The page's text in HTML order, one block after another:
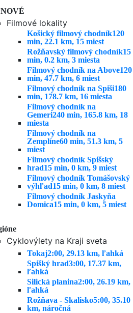
NOVÉ
Filmové lokality
Košický filmový chodník120
min, 22.1 km, 15 miest
Rožňavský filmový chodník15
min, 0.2 km, 3 miesta
Filmový chodník na Above120
min, 47.7 km, 6 miest
Filmový chodník na Spiši180
min, 178.7 km, 16 miesta
Filmový chodník na
Gemeri240 min, 165.8 km, 18
miesta
Filmový chodník na
Zemplíne60 min, 51.3 km, 5
miest
Filmový chodník Spišský
hrad15 min, 0 km, 9 miest
Filmový chodník Tomášovský
výhľad15 min, 0 km, 8 miest
Filmový chodník Jaskyňa
Domica15 min, 0 km, 5 miest
Cyklovýlety na Kraji sveta
Tokaj2:00, 29.13 km, ľahká
Spišký hrad3:00, 17.37 km,
ľahká
Silická planina2:00, 26.19 km,
ľahká
Rožňava - Skalisko5:00, 35.10
km, náročná